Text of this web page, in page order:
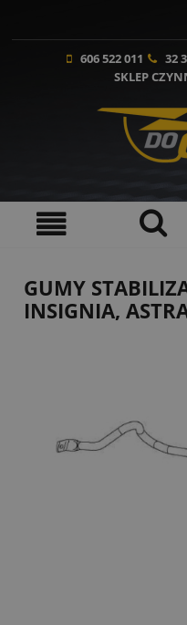
606 522 011 32
SKLEP
GUMY
INSIGNIA,